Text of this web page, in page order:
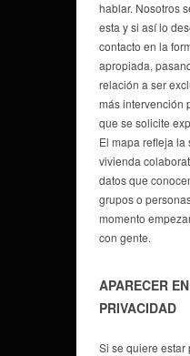
hablar. Nosotros
esta y si así lo
contacto en la
apropiada,
relación a ser
más intervención
que se solicite
El mapa refleja
vivienda
datos que
grupos o
momento
con gente.
APARECER
PRIVACIDAD
Si se quiere estar